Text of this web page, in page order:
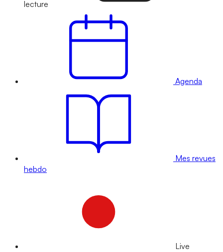
lecture
Agenda
Mes revues
hebdo
Live